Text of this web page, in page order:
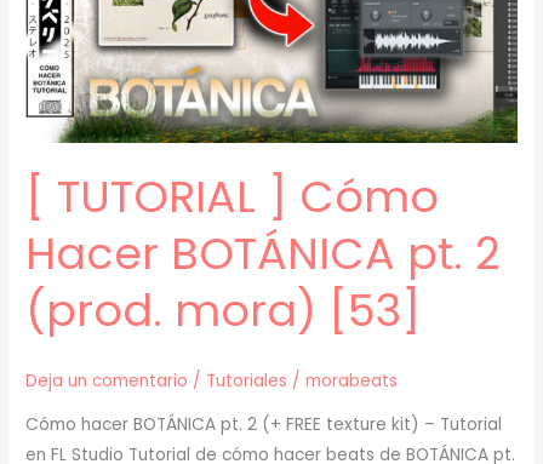
[ TUTORIAL ] Cómo
Hacer BOTÁNICA pt. 2
(prod. mora) [53]
Deja un comentario / Tutoriales /morabeats
Cómo hacer BOTÁNICA pt. 2 (+ FREE texture kit) – Tutorial
en FL Studio Tutorial de cómo hacer beats de BOTÁNICA pt.